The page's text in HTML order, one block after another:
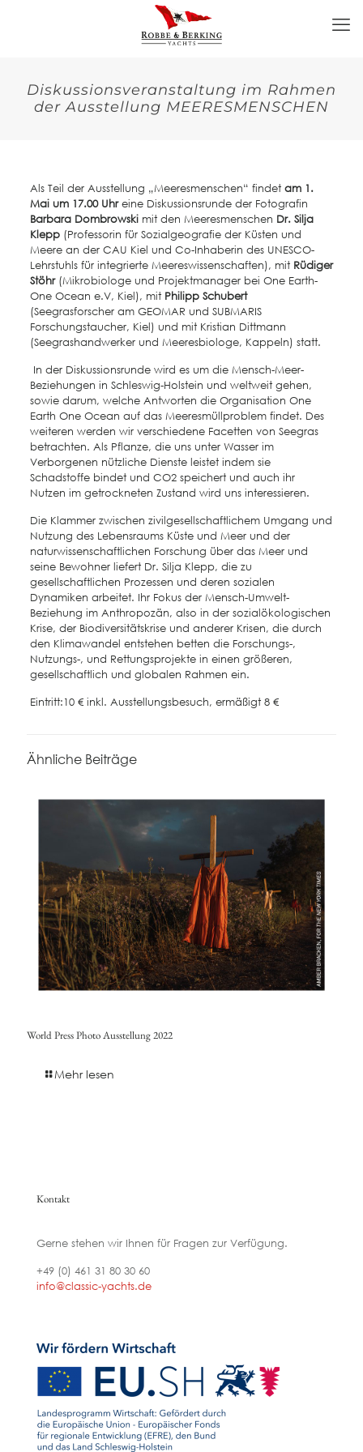
Diskussionsveranstaltung im Rahmen
der Ausstellung MEERESMENSCHEN
Als Teil der Ausstellung „Meeresmenschen“ findet am 1.
Mai um 17.00 Uhreine Diskussionsrunde der Fotografin
Barbara Dombrowskimit den Meeresmenschen Dr. Silja
Klepp (Professorin für Sozialgeografie der Küsten und
Meere an der CAU Kiel und Co-Inhaberin des UNESCO-
Lehrstuhls für integrierte Meereswissenschaften), mit Rüdiger
Stöhr (Mikrobiologe und Projektmanager bei One Earth-
One Ocean e.V, Kiel), mit Philipp Schubert
(Seegrasforscher am GEOMAR und SUBMARIS
Forschungstaucher, Kiel) und mit Kristian Dittmann
(Seegrashandwerker und Meeresbiologe, Kappeln) statt.
In der Diskussionsrunde wird es um die Mensch-Meer-
Beziehungen in Schleswig-Holstein und weltweit gehen,
sowie darum, welche Antworten die Organisation One
Earth One Ocean auf das Meeresmüllproblem findet. Des
weiteren werden wir verschiedene Facetten von Seegras
betrachten. Als Pflanze, die uns unter Wasser im
Verborgenen nützliche Dienste leistet indem sie
Schadstoffe bindet und CO2 speichert und auch ihr
Nutzen im getrockneten Zustand wird uns interessieren.
Die Klammer zwischen zivilgesellschaftlichem Umgang und
Nutzung des Lebensraums Küste und Meer und der
naturwissenschaftlichen Forschung über das Meer und
seine Bewohner liefert Dr. Silja Klepp, die zu
gesellschaftlichen Prozessen und deren sozialen
Dynamiken arbeitet. Ihr Fokus der Mensch-Umwelt-
Beziehung im Anthropozän, also in der sozialökologischen
Krise, der Biodiversitätskrise und anderer Krisen, die durch
den Klimawandel entstehen betten die Forschungs-,
Nutzungs-, und Rettungsprojekte in einen größeren,
gesellschaftlich und globalen Rahmen ein.
Eintritt:10 € inkl. Ausstellungsbesuch, ermäßigt 8 €
Ähnliche Beiträge
World Press Photo Ausstellung 2022
Mehr lesen
Kontakt
Gerne stehen wir Ihnen für Fragen zur Verfügung.
+49 (0) 461 31 80 30 60
info@classic-yachts.de